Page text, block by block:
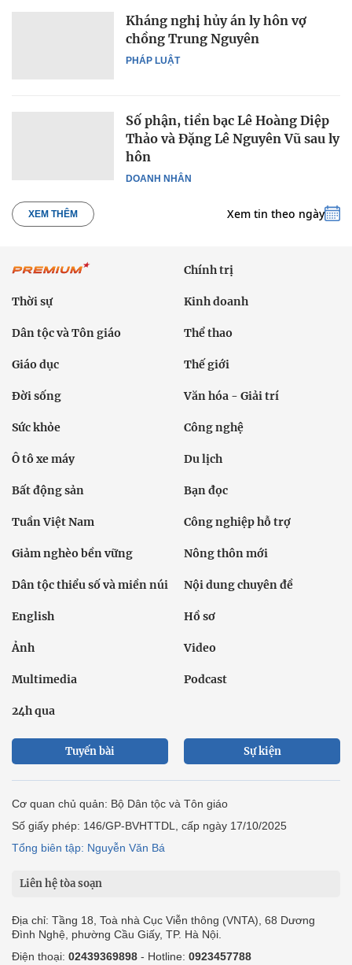
PHÁP LUẬT
Kháng nghị hủy án ly hôn vợ
chồng Trung Nguyên
DOANH NHÂN
Số phận, tiền bạc Lê Hoàng Diệp
Thảo và Đặng Lê Nguyên Vũ sau ly
hôn
XEM THÊM Xem tin theo ngày
Chính trị
Thời sự Kinh doanh
Dân tộc và Tôn giáo Thể thao
Giáo dục Thế giới
Đời sống Văn hóa - Giải trí
Sức khỏe Công nghệ
Ô tô xe máy Du lịch
Bất động sản Bạn đọc
Tuần Việt Nam Công nghiệp hỗ trợ
Giảm nghèo bền vững Nông thôn mới
Dân tộc thiểu số và miền núi Nội dung chuyên đề
English Hồ sơ
Ảnh Video
Multimedia Podcast
24h qua
Tuyến bài Sự kiện
Cơ quan chủ quản: Bộ Dân tộc và Tôn giáo
Số giấy phép: 146/GP-BVHTTDL, cấp ngày 17/10/2025
Tổng biên tập: Nguyễn Văn Bá
Liên hệ tòa soạn
Địa chỉ: Tầng 18, Toà nhà Cục Viễn thông (VNTA), 68 Dương
Đình Nghệ, phường Cầu Giấy, TP. Hà Nội.
Điện thoại: 02439369898 - Hotline: 0923457788